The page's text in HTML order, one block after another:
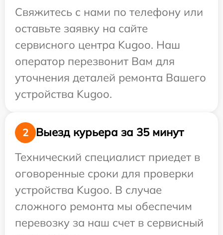
Свяжитесь с нами по телефону или
оставьте заявку на сайте
сервисного центра Kugoo. Наш
оператор перезвонит Вам для
уточнения деталей ремонта Вашего
устройства Kugoo.
2
Выезд курьера за 35 минут
Технический специалист приедет в
оговоренные сроки для проверки
устройства Kugoo. В случае
сложного ремонта мы обеспечим
перевозку за наш счет в сервисный